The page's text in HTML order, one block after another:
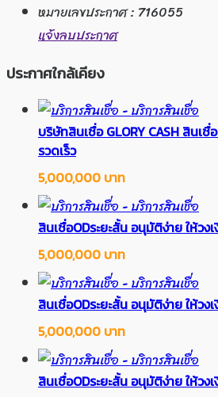
หมายเลขประกาศ : 716055
แจ้งลบประกาศ
ประกาศใกล้เคียง
บริษัทสินเชื่อ GLORY CASH สินเ
รวดเร็ว
5,000,000 บาท
สินเชื่อODระยะสั้น อนุมัติง่าย ให้วง
5,000,000 บาท
สินเชื่อODระยะสั้น อนุมัติง่าย ให้วง
5,000,000 บาท
สินเชื่อODระยะสั้น อนุมัติง่าย ให้วง